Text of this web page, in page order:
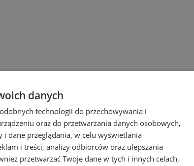
danych
technologii do przechowywania i
oraz do przetwarzania danych osobowych,
dane przeglądania, w celu wyświetlania
i treści, analizy odbiorców oraz ulepszania
przetwarzać Twoje dane w tych i innych celach,